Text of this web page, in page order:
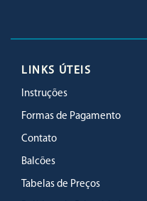
LINKS ÚTEIS
Instruções
Formas de Pagamento
Contato
Balcões
Tabelas de Preços